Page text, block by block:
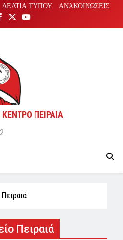
ΔΕΛΤΙΑ ΤΥΠΟΥ ΑΝΑΚΟΙΝΩΣΕΙΣ
ΚΕΝΤΡΟ ΠΕΙΡΑΙΑ
Πειραιά